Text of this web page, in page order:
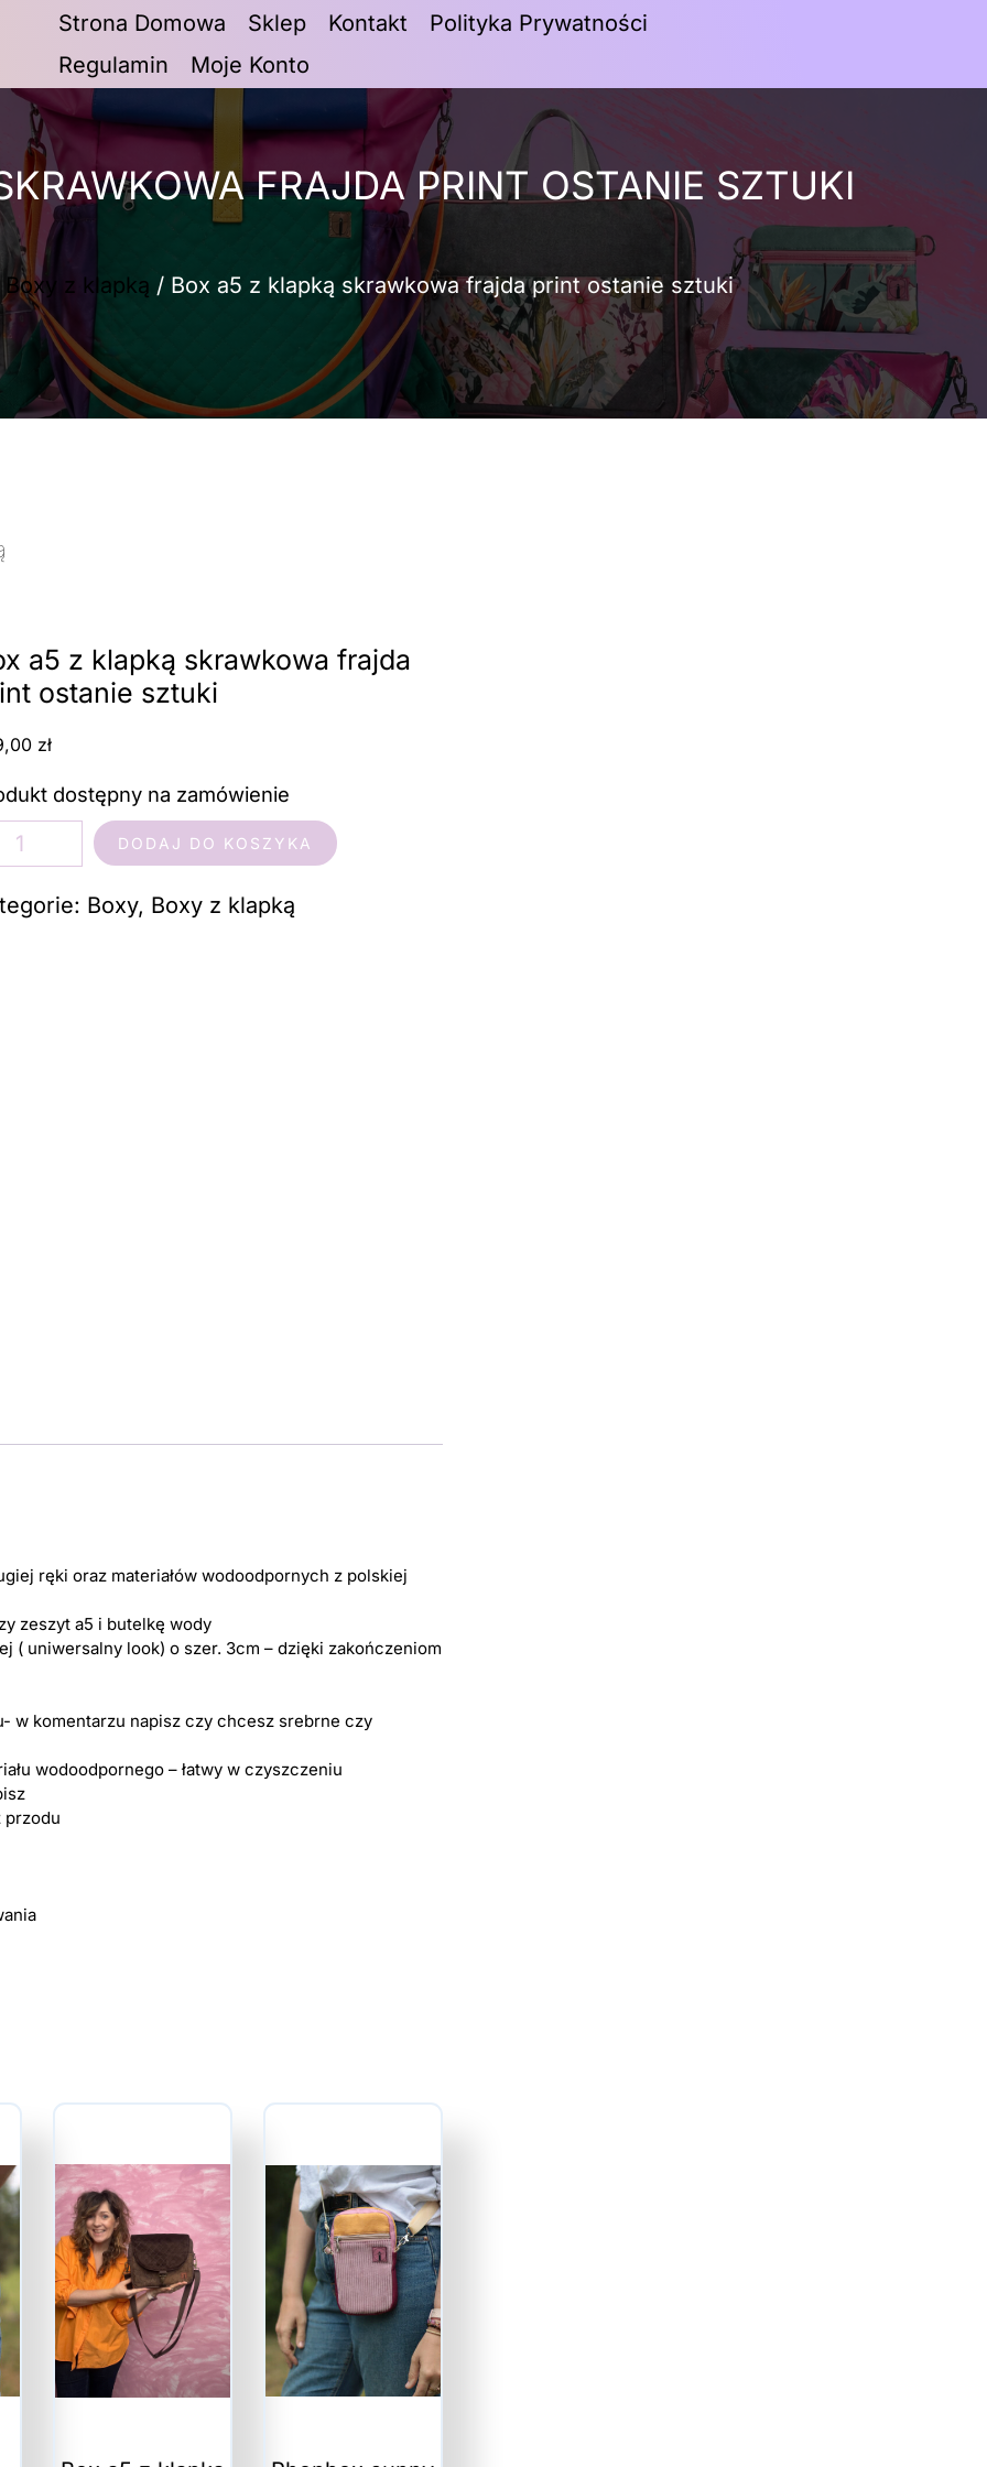
Strona Domowa Sklep Kontakt
Polityka Prywatności
Regulamin
Moje Konto
FRAJDA PRINT OSTANIE SZTUKI
Boxy z klapką / Box a5 z klapką skrawkowa frajda print ostanie sztuki
a5 z klapką skrawkowa frajda
ostanie sztuki
zł
dostępny na zamówienie
DODAJ DO KOSZYKA
Boxy, Boxy z klapką
ręki oraz materiałów wodoodpornych z polskiej
zeszyt a5 i butelkę wody
( uniwersalny look) o szer. 3cm – dzięki zakończeniom
w komentarzu napisz czy chcesz srebrne czy
wodoodpornego – łatwy w czyszczeniu
przodu